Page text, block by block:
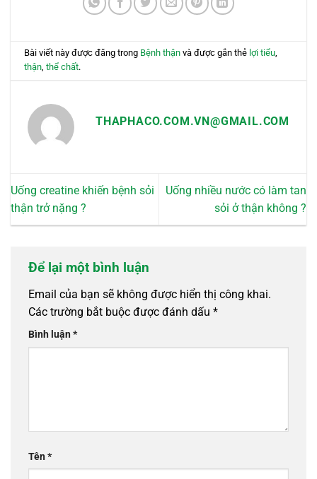
Bài viết này được đăng trong Bệnh thận và được gắn thẻ lợi tiểu,
thận,thể chất.
THAPHACO.COM.VN@GMAIL.COM
Uống creatine khiến bệnh sỏi
thận trở nặng ?
Uống nhiều nước có làm tan
sỏi ở thận không ?
Để lại một bình luận
Email của bạn sẽ không được hiển thị công khai.
Các trường bắt buộc được đánh dấu *
Bình luận*
Tên*